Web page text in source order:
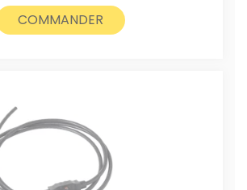
COMMANDER